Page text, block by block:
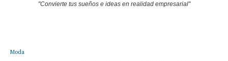
"Convierte tus sueños e ideas en realidad empresarial"
Moda